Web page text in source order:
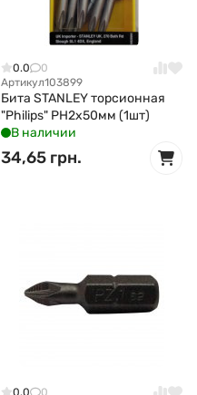
0.0
0
Артикул103899
Бита STANLEY торсионная
"Philips" PH2х50мм (1шт)
В наличии
34,65 грн.
0.0
0